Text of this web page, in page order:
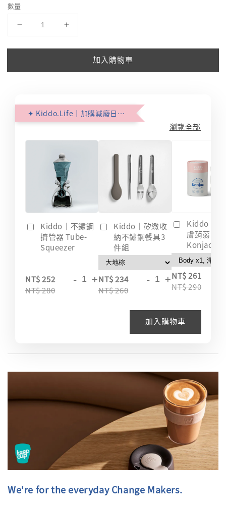
數量
加入購物車
✦ Kiddo.Life｜加購減廢日常 ✦
瀏覽全部
Kiddo｜不鏽鋼
擠管器 Tube-
Squeezer
NT$ 252
NT$ 280
- +
Kiddo｜矽緻收
納不鏽鋼餐具3
件組
NT$ 234
NT$ 260
- +
Kiddo｜
膚蒟蒻海綿
Konjac
NT$ 261
NT$ 290
加入購物車
We're for the everyday Change Makers.